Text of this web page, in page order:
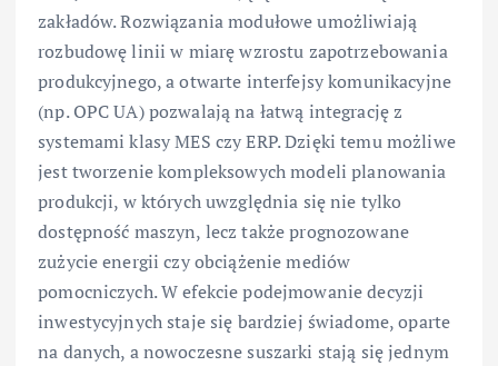
zakładów. Rozwiązania modułowe umożliwiają
rozbudowę linii w miarę wzrostu zapotrzebowania
produkcyjnego, a otwarte interfejsy komunikacyjne
(np. OPC UA) pozwalają na łatwą integrację z
systemami klasy MES czy ERP. Dzięki temu możliwe
jest tworzenie kompleksowych modeli planowania
produkcji, w których uwzględnia się nie tylko
dostępność maszyn, lecz także prognozowane
zużycie energii czy obciążenie mediów
pomocniczych. W efekcie podejmowanie decyzji
inwestycyjnych staje się bardziej świadome, oparte
na danych, a nowoczesne suszarki stają się jednym